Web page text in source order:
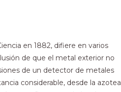
en 1882, difiere en varios
de que el metal exterior no
de un detector de metales
considerable, desde la azotea